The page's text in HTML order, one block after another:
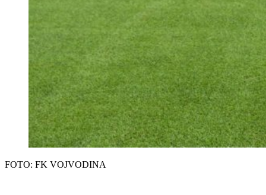
FOTO: FK VOJVODINA